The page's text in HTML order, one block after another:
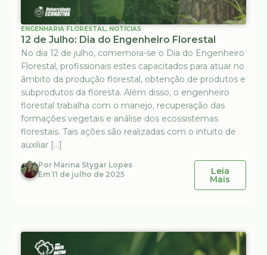
ENGENHARIA FLORESTAL, NOTÍCIAS
12 de Julho: Dia do Engenheiro Florestal
No dia 12 de julho, comemora-se o Dia do Engenheiro
Florestal, profissionais estes capacitados para atuar no
âmbito da produção florestal, obtenção de produtos e
subprodutos da floresta. Além disso, o engenheiro
florestal trabalha com o manejo, recuperação das
formações vegetais e análise dos ecossistemas
florestais. Tais ações são realizadas com o intuito de
auxiliar […]
Por Marina Stygar Lopes
Em 11 de julho de 2025 Leia
Mais